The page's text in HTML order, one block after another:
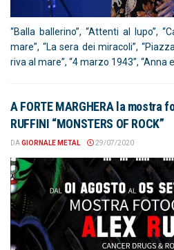
“Balla ballerino”, “Attenti al lupo”,
mare”, “La sera dei miracoli”,
riva al mare”, “4 marzo 1943”, “Anna
A FORTE MARGHERA la mostra
RUFFINI “MONSTERS OF ROCK”
DAGIORNALE METAL 29/07/2020